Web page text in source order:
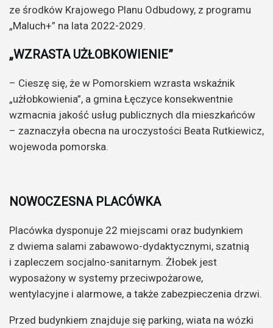
ze środków Krajowego Planu Odbudowy, z programu
„Maluch+” na lata 2022-2029.
„WZRASTA UŻŁOBKOWIENIE”
– Cieszę się, że w Pomorskiem wzrasta wskaźnik
„użłobkowienia”, a gmina Łęczyce konsekwentnie
wzmacnia jakość usług publicznych dla mieszkańców
– zaznaczyła obecna na uroczystości Beata Rutkiewicz,
wojewoda pomorska.
NOWOCZESNA PLACÓWKA
Placówka dysponuje 22 miejscami oraz budynkiem
z dwiema salami zabawowo-dydaktycznymi, szatnią
i zapleczem socjalno-sanitarnym. Żłobek jest
wyposażony w systemy przeciwpożarowe,
wentylacyjne i alarmowe, a także zabezpieczenia drzwi.
Przed budynkiem znajduje się parking, wiata na wózki